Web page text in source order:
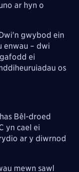
ar hyn o
gwybod ein
enwau – dwi
ei
os
Bêl-droed
yn cael ei
ar y diwrnod
mewn sawl